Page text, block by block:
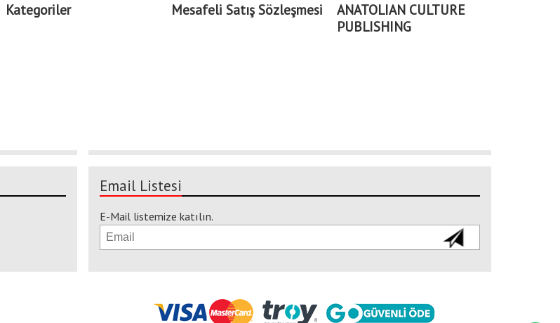
Kategoriler Mesafeli Satış Sözleşmesi
ANATOLIAN CULTURE
PUBLISHING
Email Listesi
E-Mail listemize katılın.